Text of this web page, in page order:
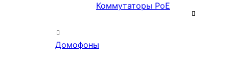
Коммутаторы PoE
Домофоны